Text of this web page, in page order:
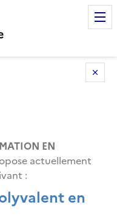
EN
actuellement
:
en